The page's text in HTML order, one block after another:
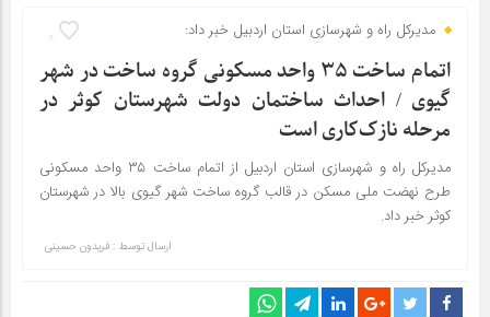
0 مدیرکل راه و شهرسازی استان اردبیل خبر داد:
اتمام ساخت ۳۵ واحد مسکونی گروه ساخت در شهر
گیوی / احداث ساختمان دولت شهرستان کوثر در
مرحله نازک‌کاری است
مدیرکل راه و شهرسازی استان اردبیل از اتمام ساخت ۳۵ واحد مسکونی
طرح نهضت ملی مسکن در قالب گروه ساخت شهر گیوی بالا در شهرستان
کوثر خبر داد.
ارسال توسط : فریدون حسینی